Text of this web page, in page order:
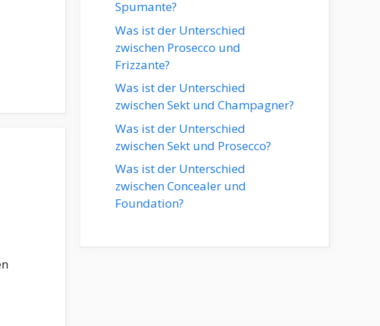
Spumante?
Was ist der Unterschied
zwischen Prosecco und
Frizzante?
Was ist der Unterschied
zwischen Sekt und Champagner?
Was ist der Unterschied
zwischen Sekt und Prosecco?
Was ist der Unterschied
zwischen Concealer und
Foundation?